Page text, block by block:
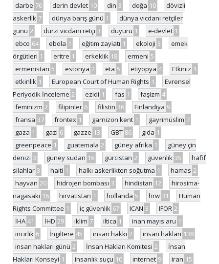
darbe 76 derin devlet 10 din 3 doğa 10
dövizli
askerlik 7 dünya barış günü 1
dünya vicdani retçiler
günü 2 dürzi vicdani retçi 3 duyuru 1 e-devlet 1
ebco 64 ebola 1 eğitim zayiatı 1 ekoloji 3
emek
örgütleri 1 eritre 1 erkeklik 18 ermeni 5
ermenistan 5 estonya 2 eta 5 etiyopya 4 Etkiniz 1
etkinlik 1 European Court of Human Rights 1
Evrensel
Periyodik İnceleme 2 ezidi 1 fas 1 faşizm 4
feminizm 2 filipinler 6 filistin 36 Finlandiya 9
fransa 37 frontex 1 garnizon kent 1 gayrimüslim 7
gaza 1 gazi 6 gazze 13 GBT 86 gıda 1
greenpeace 1 guatemala 2 güney afrika 1
güney çin
denizi 3 güney sudan 16 gürcistan 2 güvenlik 35
hafif
silahlar 3 haiti 1 halkı askerlikten soğutma 1 hamas 2
hayvan 20 hidrojen bombası 3 hindistan 12
hirosima-
nagasaki 16 hırvatistan 1 hollanda 5 hrw 31
Human
Rights Committee 1 iç güvenlik 67 ICAN 3 IFOR 2
İHA 41 İHD 29 iklim 7 iltica 1 inan mayıs aru 1
incirlik 6 İngiltere 45 insan hakkı 2 insan hakları 138
insan hakları günü 2 İnsan Hakları Komitesi 2
İnsan
Hakları Konseyi 1 insanlık suçu 10 internet 9 iran 15